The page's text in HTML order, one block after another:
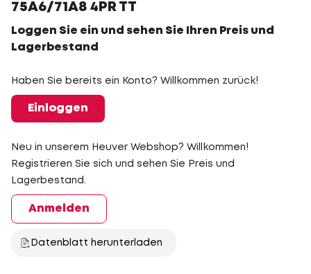
75A6/71A8 4PR TT
Loggen Sie ein und sehen Sie Ihren Preis und
Lagerbestand
Haben Sie bereits ein Konto? Willkommen zurück!
Einloggen
Neu in unserem Heuver Webshop? Willkommen!
Registrieren Sie sich und sehen Sie Preis und
Lagerbestand.
Anmelden
Datenblatt herunterladen